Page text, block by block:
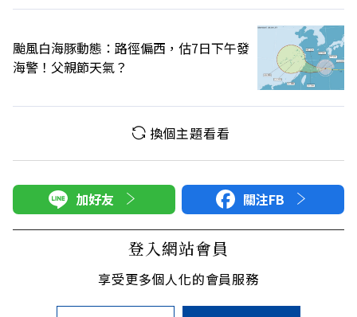
颱風白海豚動態：路徑偏西，估7日下午發
海警！父親節天氣？
換個主題看看
加好友 關注FB
登入網站會員
享受更多個人化的會員服務